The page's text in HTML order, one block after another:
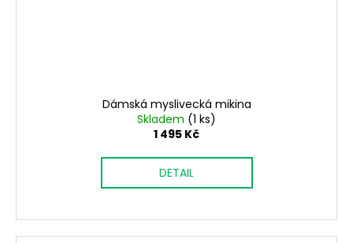
Dámská myslivecká mikina
Skladem (1 ks)
1 495 Kč
DETAIL